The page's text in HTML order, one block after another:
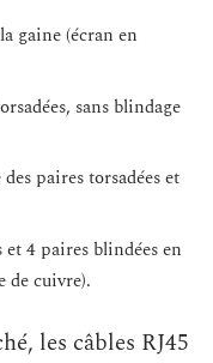
gaine (écran en
sans blindage
paires torsadées et
et 4 paires blindées en
de cuivre).
les câbles RJ45